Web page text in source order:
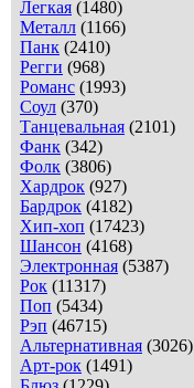
Легкая (1480)
Металл (1166)
Панк (2410)
Регги (968)
Романс (1993)
Соул (370)
Танцевальная (2101)
Фанк (342)
Фолк (3806)
Хардрок (927)
Бардрок (4182)
Хип-хоп (17423)
Шансон (4168)
Электронная (5387)
Рок (11317)
Поп (5434)
Рэп (46715)
Альтернативная (3026)
Арт-рок (1491)